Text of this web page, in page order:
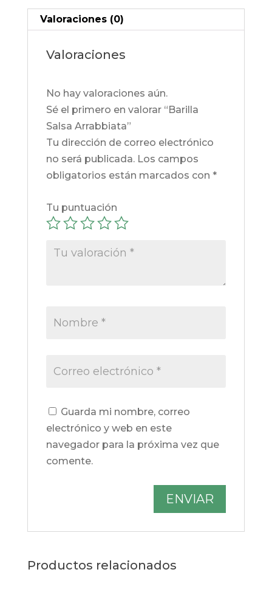
Valoraciones (0)
Valoraciones
No hay valoraciones aún.
Sé el primero en valorar “Barilla
Salsa Arrabbiata”
Tu dirección de correo electrónico
no será publicada. Los campos
obligatorios están marcados con *
Tu puntuación
Guarda mi nombre, correo
electrónico y web en este
navegador para la próxima vez que
comente.
Productos relacionados